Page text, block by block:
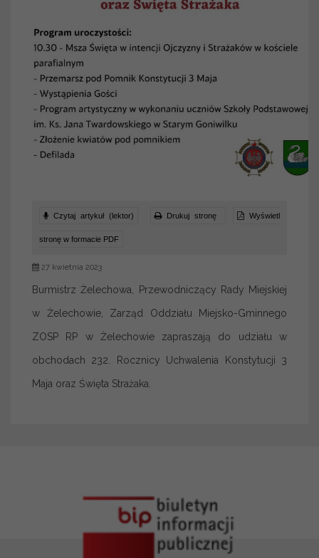
Czytaj artykuł (lektor) Drukuj stronę Wyświetl
stronę w formacie PDF
27 kwietnia 2023
Burmistrz Żelechowa, Przewodniczący Rady Miejskiej
w Żelechowie, Zarząd Oddziału Miejsko-Gminnego
ZOSP RP w Żelechowie zapraszają do udziału w
obchodach 232. Rocznicy Uchwalenia Konstytucji 3
Maja oraz Święta Strażaka.